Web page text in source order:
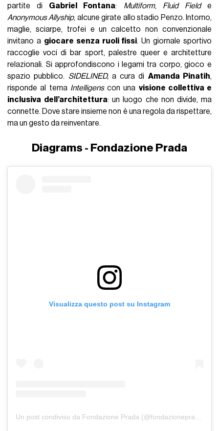
partite di Gabriel Fontana: Multiform, Fluid Fielde
Anonymous Allyship, alcune girate allo stadio Penzo. Intorno,
maglie, sciarpe, trofei e un calcetto non convenzionale
invitano a giocare senza ruoli fissi. Un giornale sportivo
raccoglie voci di bar sport, palestre queer e architetture
relazionali. Si approfondiscono i legami tra corpo, gioco e
spazio pubblico. SIDELINED, a cura di Amanda Pinatih,
risponde al tema Intelligenscon una visione collettiva e
inclusiva dell’architettura: un luogo che non divide, ma
connette. Dove stare insieme non è una regola da rispettare,
ma un gesto da reinventare.
Diagrams - Fondazione Prada
Visualizza questo post su Instagram